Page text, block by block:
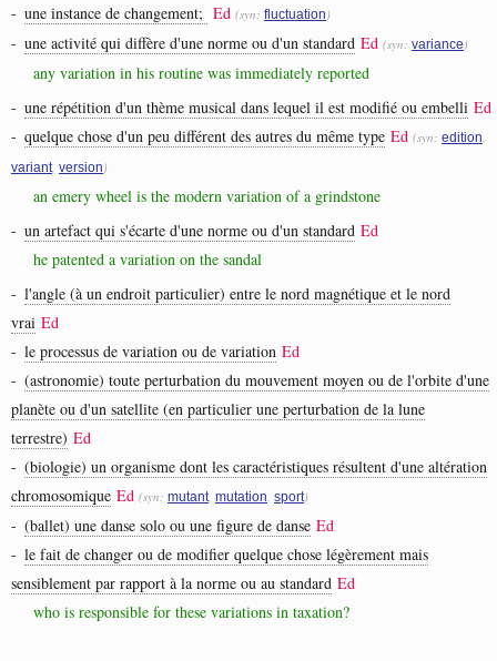
- une instance de changement; Ed (syn: fluctuation )
- une activité qui diffère d'une norme ou d'un standard Ed (syn: variance )
any variation in his routine was immediately reported
- une répétition d'un thème musical dans lequel il est modifié ou embelli Ed
- quelque chose d'un peu différent des autres du même type Ed (syn: edition
variant version )
an emery wheel is the modern variation of a grindstone
- un artefact qui s'écarte d'une norme ou d'un standard Ed
he patented a variation on the sandal
- l'angle (à un endroit particulier) entre le nord magnétique et le nord
vrai Ed
- le processus de variation ou de variation Ed
- (astronomie) toute perturbation du mouvement moyen ou de l'orbite d'une
planète ou d'un satellite (en particulier une perturbation de la lune
terrestre) Ed
- (biologie) un organisme dont les caractéristiques résultent d'une altération
chromosomique Ed (syn: mutant mutation sport)
- (ballet) une danse solo ou une figure de danse Ed
- le fait de changer ou de modifier quelque chose légèrement mais
sensiblement par rapport à la norme ou au standard Ed
who is responsible for these variations in taxation?